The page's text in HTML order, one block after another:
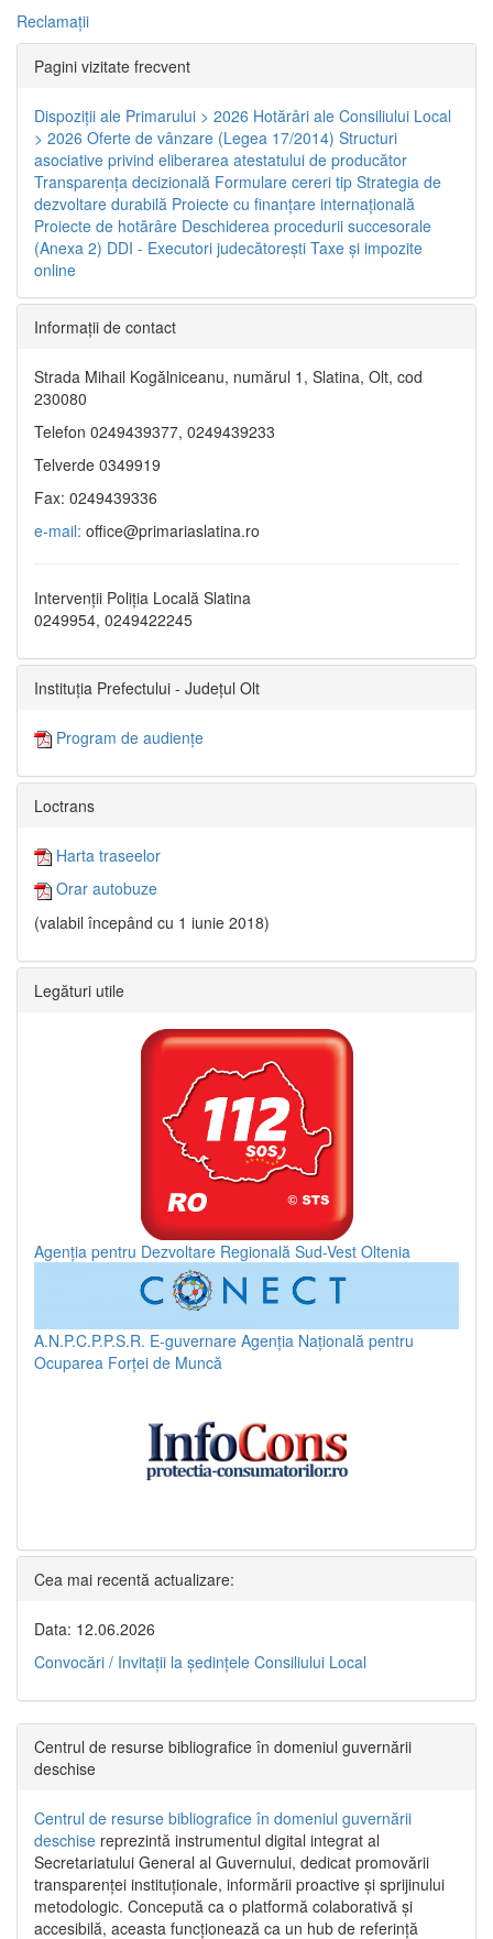
Reclamaţii
Pagini vizitate frecvent
Dispoziţii ale Primarului > 2026 Hotărâri ale Consiliului Local
> 2026 Oferte de vânzare (Legea 17/2014) Structuri
asociative privind eliberarea atestatului de producător
Transparenţa decizională Formulare cereri tip Strategia de
dezvoltare durabilă Proiecte cu finanţare internaţională
Proiecte de hotărâre Deschiderea procedurii succesorale
(Anexa 2) DDI - Executori judecătorești Taxe şi impozite
online
Informaţii de contact
Strada Mihail Kogălniceanu, numărul 1, Slatina, Olt, cod
230080
Telefon 0249439377, 0249439233
Telverde 0349919
Fax: 0249439336
e-mail: office@primariaslatina.ro
Intervenții Poliția Locală Slatina
0249954, 0249422245
Instituția Prefectului - Județul Olt
Program de audiențe
Loctrans
Harta traseelor
Orar autobuze
(valabil începând cu 1 iunie 2018)
Legături utile
Agenția pentru Dezvoltare Regională Sud-Vest Oltenia
A.N.P.C.P.P.S.R. E-guvernare Agenția Națională pentru
Ocuparea Forței de Muncă
Cea mai recentă actualizare:
Data: 12.06.2026
Convocări / Invitaţii la şedinţele Consiliului Local
Centrul de resurse bibliografice în domeniul guvernării
deschise
Centrul de resurse bibliografice în domeniul guvernării
deschise reprezintă instrumentul digital integrat al
Secretariatului General al Guvernului, dedicat promovării
transparenței instituționale, informării proactive și sprijinului
metodologic. Concepută ca o platformă colaborativă și
accesibilă, aceasta funcționează ca un hub de referință